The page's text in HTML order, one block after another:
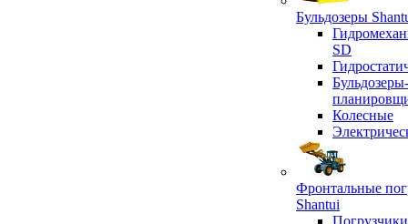
Бульдозеры
SD
Бульдозеры-
Колесные
Фронтальные
Shantui